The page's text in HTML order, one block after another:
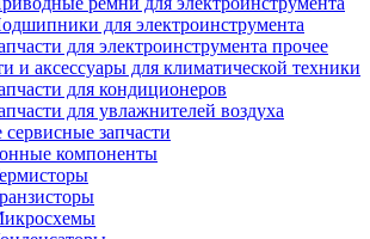
для электроинструмента
для электроинструмента прочее
и аксессуары для климатической техники
для кондиционеров
для увлажнителей воздуха
запчасти
компоненты